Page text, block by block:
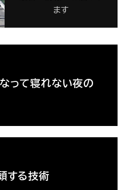
ます
って寝れない夜の
する技術